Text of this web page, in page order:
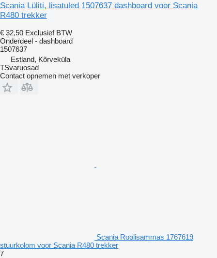
Scania Lüliti, lisatuled 1507637 dashboard voor Scania
R480 trekker
€ 32,50 Exclusief BTW
Onderdeel - dashboard
1507637
Estland, Kõrveküla
TSvaruosad
Contact opnemen met verkoper
Scania Roolisammas 1767619
stuurkolom voor Scania R480 trekker
7